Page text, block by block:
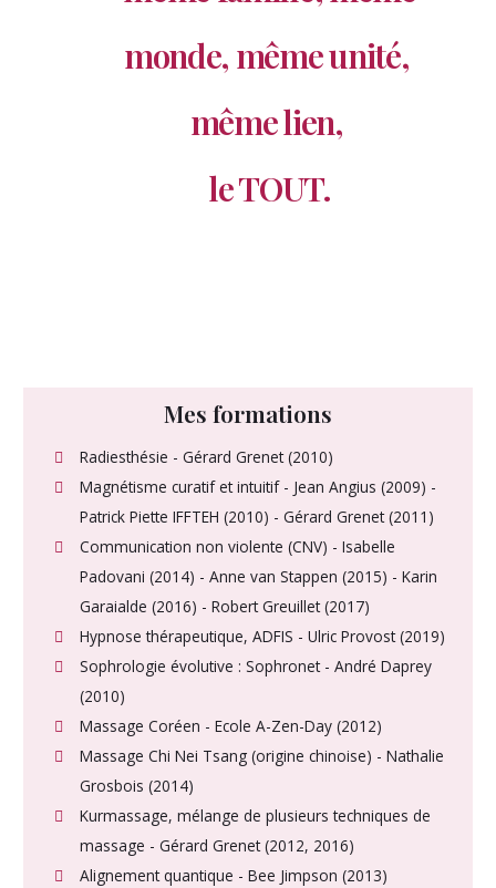
monde, même unité,
même lien,
le TOUT.
Mes formations
Radiesthésie - Gérard Grenet (2010)
Magnétisme curatif et intuitif - Jean Angius (2009) -
Patrick Piette IFFTEH (2010) - Gérard Grenet (2011)
Communication non violente (CNV) - Isabelle
Padovani (2014) - Anne van Stappen (2015) - Karin
Garaialde (2016) - Robert Greuillet (2017)
Hypnose thérapeutique, ADFIS - Ulric Provost (2019)
Sophrologie évolutive : Sophronet - André Daprey
(2010)
Massage Coréen - Ecole A-Zen-Day (2012)
Massage Chi Nei Tsang (origine chinoise) - Nathalie
Grosbois (2014)
Kurmassage, mélange de plusieurs techniques de
massage - Gérard Grenet (2012, 2016)
Alignement quantique - Bee Jimpson (2013)